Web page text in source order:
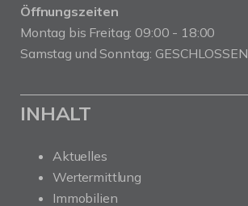
Öffnungszeiten
Montag bis Freitag: 09:00 - 18:00
Samstag und Sonntag: GESCHLOSSEN
INHALT
Aktuelles
Wertermittlung
Immobilien